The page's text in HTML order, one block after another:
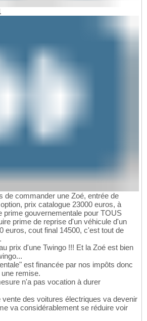
de commander une Zoé, entrée de
prix catalogue 23000 euros, à
prime gouvernementale pour TOUS
prime de reprise d'un véhicule d'un
euros, cout final 14500, c'est tout de
prix d'une Twingo !!! Et la Zoé est bien
est financée par nos impôts donc
remise.
n'a pas vocation à durer
des voitures électriques va devenir
va considérablement se réduire voir